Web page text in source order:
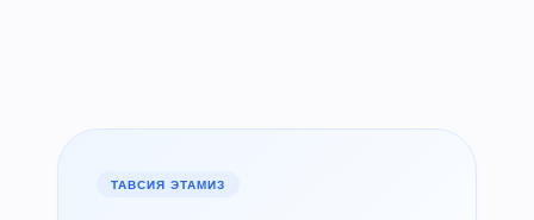
ТАВСИЯ ЭТАМИЗ